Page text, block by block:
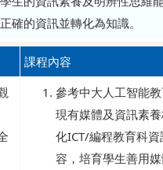
確的資訊並轉化為知識。
課程內容
參考中大人工智能
現有媒體及資訊素
化ICT/編程教育科
容，培育學生善用